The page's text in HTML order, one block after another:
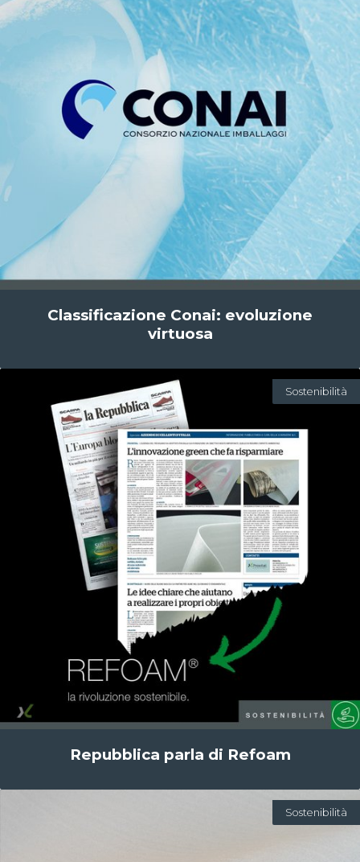
Classificazione Conai: evoluzione
virtuosa
Sostenibilità
Repubblica parla di Refoam
Sostenibilità